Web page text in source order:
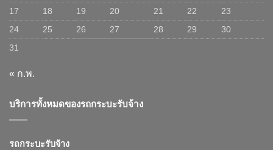
17
18 19 20 21 22
23
24
25 26 27 28 29
30
31
« ก.พ.
บริการทั้งหมดของรถกระบะรับจ้าง
รถกระบะรับจ้าง